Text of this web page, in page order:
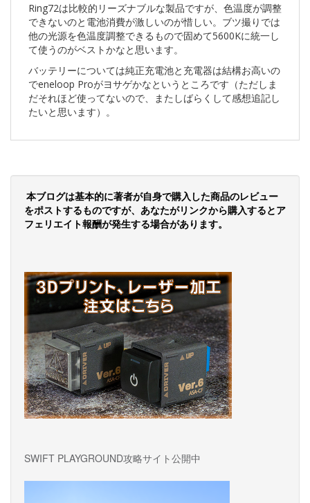
Ring72は比較的リーズナブルな製品ですが、色温度が調整
できないのと電池消費が激しいのが惜しい。ブツ撮りでは
他の光源を色温度調整できるもので固めて5600Kに統一し
て使うのがベストかなと思います。
バッテリーについては純正充電池と充電器は結構お高いの
でeneloop Proがヨサゲかなというところです（ただしま
だそれほど使ってないので、またしばらくして感想追記し
たいと思います）。
本ブログは基本的に著者が自身で購入した商品のレビュー
をポストするものですが、あなたがリンクから購入するとア
フェリエイト報酬が発生する場合があります。
SWIFT PLAYGROUND攻略サイト公開中